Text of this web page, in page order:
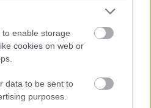
enable storage
cookies on web or
data to be sent to
purposes.